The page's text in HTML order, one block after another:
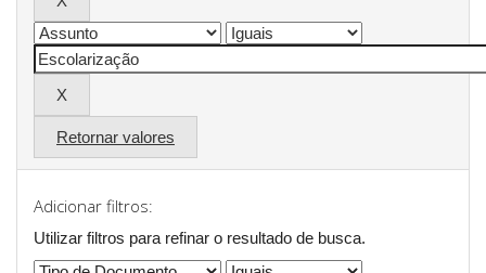
Retornar valores
Adicionar filtros:
Utilizar filtros para refinar o resultado de busca.